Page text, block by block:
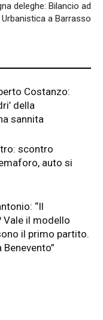
deleghe: Bilancio ad
a Barrasso
Costanzo:
della
sannita
scontro
auto si
“Il
Vale il modello
il primo partito.